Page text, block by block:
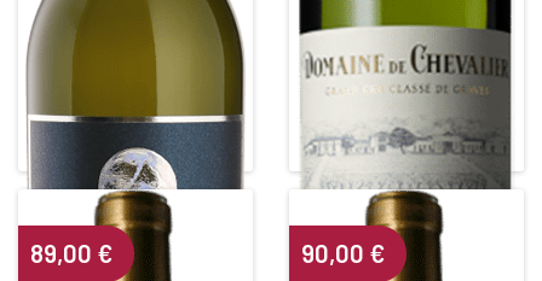
CLOS DES LUNES - LUNE
White • 2023
BORDEAUX BLANC
Alcohol content : 13°
DOMAINE DE CHEVALIER
Grand Cru Classé de Graves
White • 2013
PESSAC LEOGNAN BLANC
Alcohol content : 13°
89,00 € 90,00 €